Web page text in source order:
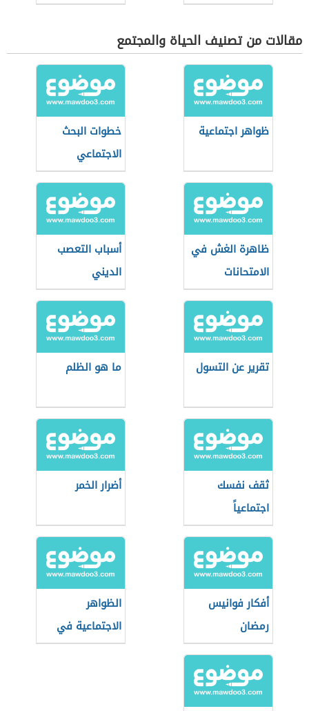
مقالات من تصنيف الحياة والمجتمع
ظواهر اجتماعية
خطوات البحث
الاجتماعي
ظاهرة الغش في
الامتحانات
أسباب التعصب
الديني
تقرير عن التسول ما هو الظلم
ثقف نفسك
اجتماعياً
أضرار الخمر
أفكار فوانيس
رمضان
الظواهر
الاجتماعية في
مصر